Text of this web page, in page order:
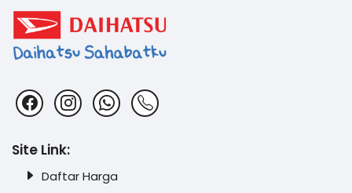
Site Link:
Daftar Harga